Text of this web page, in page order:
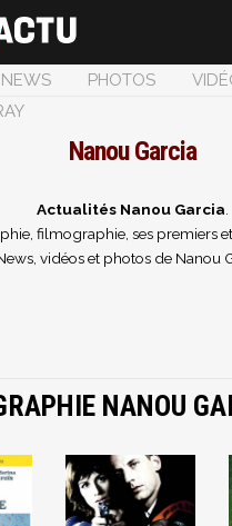
NEWS PHOTOS
Nanou Garcia
Actualités Nanou Garcia
filmographie, ses premiers
vidéos et photos de Nanou
NANOU